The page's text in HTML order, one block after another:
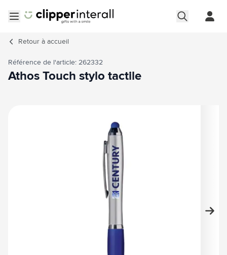
Retour à accueil
Référence de l'article: 262332
Athos Touch stylo tactile